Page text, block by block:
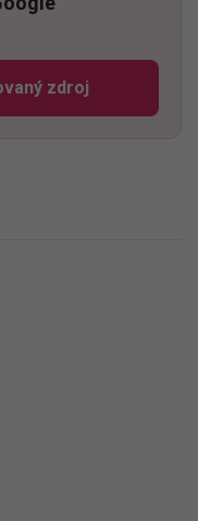
zdroj
odkaz sa otvorí v